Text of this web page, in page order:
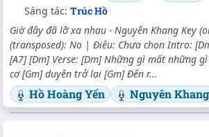
Sáng tác: Trúc Hồ
Giờ đây đã lỡ xa nhau - Nguyên Khang Key
(transposed): No | Điệu: Chưa chọn Intro:
[A7] [Dm] Verse: [Dm] Những gì mất những
cơ [Gm] duyên trở lại [Gm] Đến r...
Hồ Hoàng Yến Nguyên Khang